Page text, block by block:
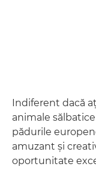
Indiferent dacă
animale
pădurile
amuzant şi
oportunitate